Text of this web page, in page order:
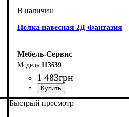
Полка навесная 2Д Фантазия
Мебель-Сервис
113639
1 483грн
Быстрый просмотр